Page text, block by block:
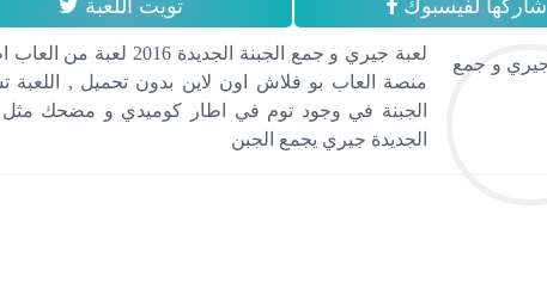
شاركها لفيسبوك تويت اللعبة
لعبة جيري و جمع الجبنة
منصة العاب بو فلاش اون لاين بدون تحميل ,
الجبنة في وجود توم في اطار كوميدي و مضحك مثل
الجديدة جيري يجمع الجبن